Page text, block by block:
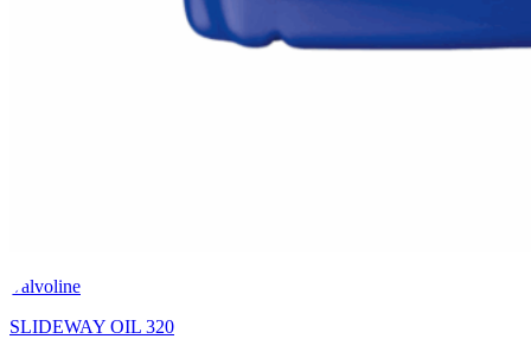
Valvoline
SLIDEWAY OIL 320